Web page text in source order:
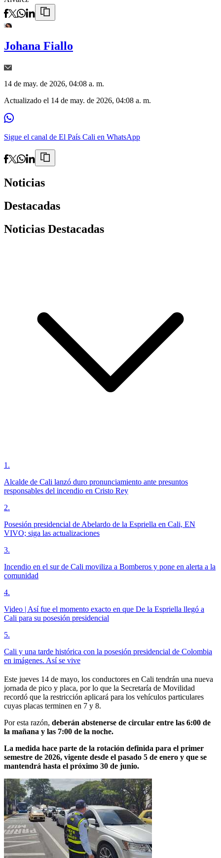
Johana Fiallo
14 de may. de 2026, 04:08 a. m.
Actualizado el 14 de may. de 2026, 04:08 a. m.
Sigue el canal de El País Cali en WhatsApp
Noticias
Destacadas
Noticias Destacadas
1 .
Alcalde de Cali lanzó duro pronunciamiento ante presuntos
responsables del incendio en Cristo Rey
2.
Posesión presidencial de Abelardo de la Espriella en Cali, EN
VIVO; siga las actualizaciones
3.
Incendio en el sur de Cali moviliza a Bomberos y pone en alerta a la
comunidad
4.
Video | Así fue el momento exacto en que De la Espriella llegó a
Cali para su posesión presidencial
5.
Cali y una tarde histórica con la posesión presidencial de Colombia
en imágenes. Así se vive
Este jueves 14 de mayo, los conductores en Cali tendrán una nueva
jornada de pico y placa, por lo que la Secretaría de Movilidad
recordó que la restricción aplicará para los vehículos particulares
cuyas placas terminen en 7 y 8.
Por esta razón, deberán abstenerse de circular entre las 6:00 de
la mañana y las 7:00 de la noche.
La medida hace parte de la rotación definida para el primer
semestre de 2026, vigente desde el pasado 5 de enero y que se
mantendrá hasta el próximo 30 de junio.